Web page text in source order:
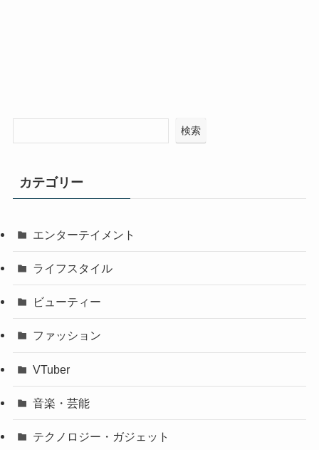
検索
カテゴリー
エンターテイメント
ライフスタイル
ビューティー
ファッション
VTuber
音楽・芸能
テクノロジー・ガジェット